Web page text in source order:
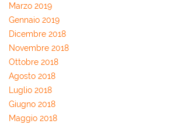
Marzo 2019
Gennaio 2019
Dicembre 2018
Novembre 2018
Ottobre 2018
Agosto 2018
Luglio 2018
Giugno 2018
Maggio 2018